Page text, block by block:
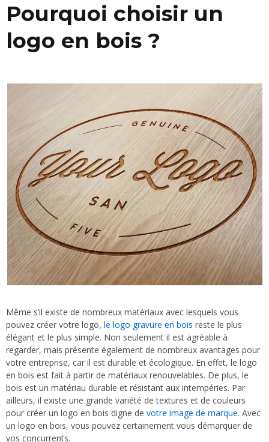
Pourquoi choisir un
logo en bois ?
Même s’il existe de nombreux matériaux avec lesquels vous
pouvez créer votre logo, le logo gravure en bois reste le plus
élégant et le plus simple. Non seulement il est agréable à
regarder, mais présente également de nombreux avantages pour
votre entreprise, car il est durable et écologique. En effet, le logo
en bois est fait à partir de matériaux renouvelables. De plus, le
bois est un matériau durable et résistant aux intempéries. Par
ailleurs, il existe une grande variété de textures et de couleurs
pour créer un logo en bois digne de votre image de marque. Avec
un logo en bois, vous pouvez certainement vous démarquer de
vos concurrents.